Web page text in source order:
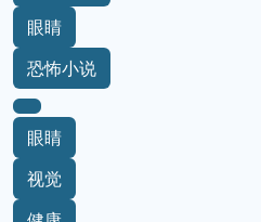
眼睛
恐怖小说
眼睛
视觉